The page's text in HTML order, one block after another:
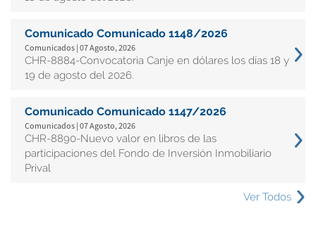
Comunicado Comunicado 1148/2026
Comunicados | 07 Agosto, 2026
CHR-8884-Convocatoria Canje en dólares los días 18 y
19 de agosto del 2026.
Comunicado Comunicado 1147/2026
Comunicados | 07 Agosto, 2026
CHR-8890-Nuevo valor en libros de las
participaciones del Fondo de Inversión Inmobiliario
Prival
Ver Todos